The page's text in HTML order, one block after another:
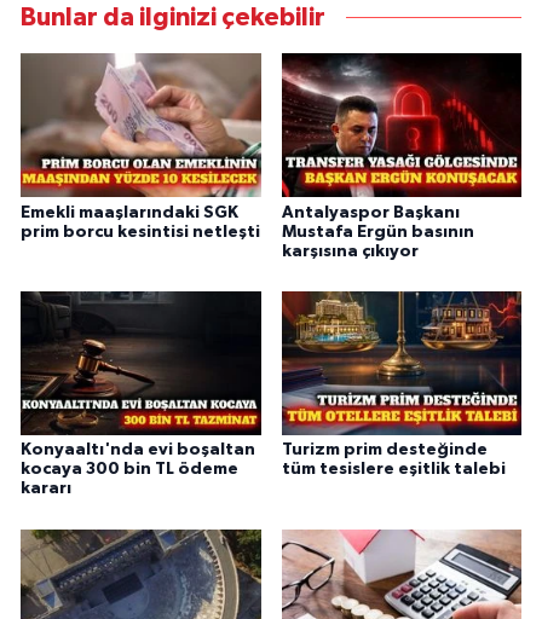
Bunlar da ilginizi çekebilir
Emekli maaşlarındaki SGK
prim borcu kesintisi netleşti
Antalyaspor Başkanı
Mustafa Ergün basının
karşısına çıkıyor
Konyaaltı'nda evi boşaltan
kocaya 300 bin TL ödeme
kararı
Turizm prim desteğinde
tüm tesislere eşitlik talebi